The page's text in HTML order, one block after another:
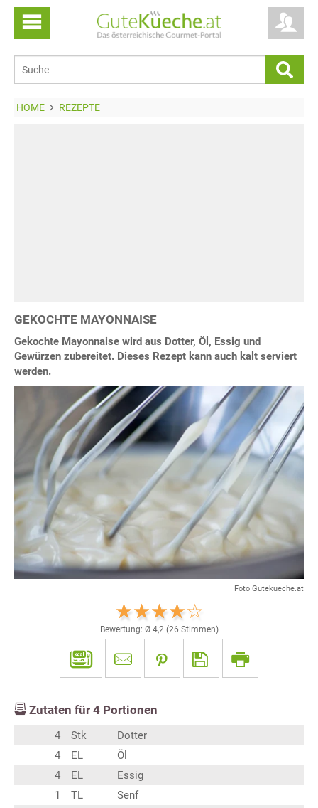
HOME REZEPTE
GEKOCHTE MAYONNAISE
Gekochte Mayonnaise wird aus Dotter, Öl, Essig und
Gewürzen zubereitet. Dieses Rezept kann auch kalt serviert
werden.
Foto Gutekueche.at
Bewertung: Ø 4,2(26 Stimmen)
Zutaten für 4 Portionen
4 Stk
Dotter
4
EL
Öl
4
EL
Essig
1
TL
Senf